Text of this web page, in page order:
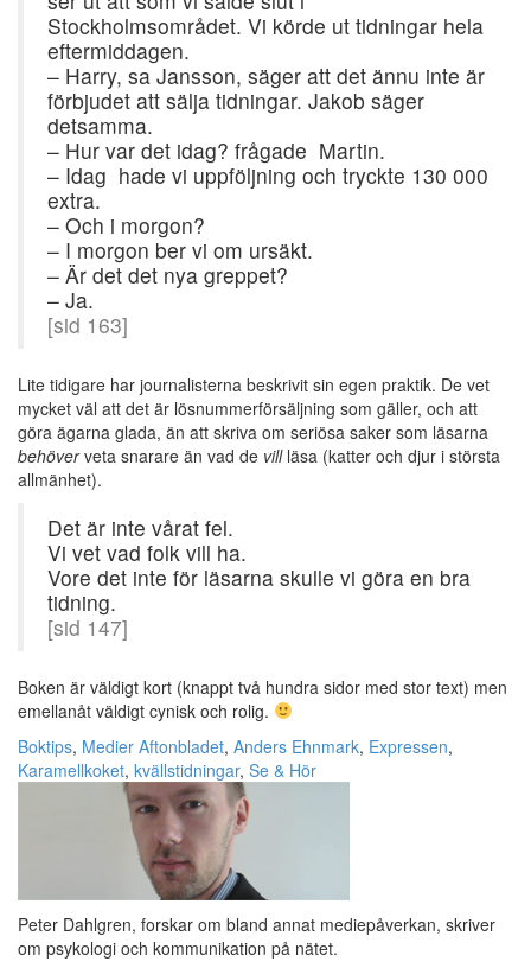
Stockholmsområdet. Vi körde ut tidningar hela
eftermiddagen.
– Harry, sa Jansson, säger att det ännu inte är
förbjudet att sälja tidningar. Jakob säger
detsamma.
– Hur var det idag? frågade Martin.
– Idag hade vi uppföljning och tryckte 130 000
extra.
– Och i morgon?
– I morgon ber vi om ursäkt.
– Är det det nya greppet?
– Ja.
[sid 163]
Lite tidigare har journalisterna beskrivit sin egen praktik. De vet
mycket väl att det är lösnummerförsäljning som gäller, och att
göra ägarna glada, än att skriva om seriösa saker som läsarna
behöverveta snarare än vad de villläsa (katter och djur i största
allmänhet).
Det är inte vårat fel.
Vi vet vad folk vill ha.
Vore det inte för läsarna skulle vi göra en bra
tidning.
[sid 147]
Boken är väldigt kort (knappt två hundra sidor med stor text) men
emellanåt väldigt cynisk och rolig.
Boktips, Medier Aftonbladet, Anders Ehnmark, Expressen,
Karamellkoket, kvällstidningar, Se & Hör
Peter Dahlgren, forskar om bland annat mediepåverkan, skriver
om psykologi och kommunikation på nätet.